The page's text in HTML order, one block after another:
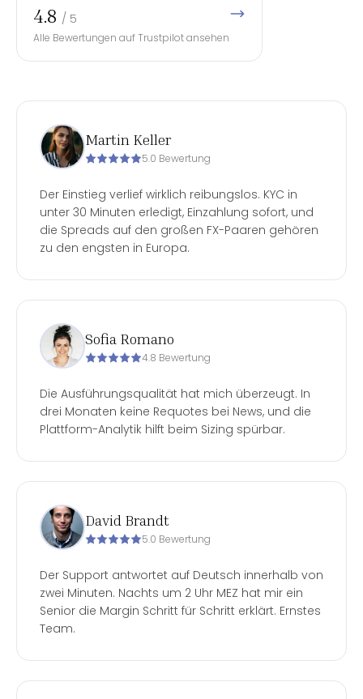
4.8 / 5
Alle Bewertungen auf Trustpilot ansehen
Martin Keller
5.0 Bewertung
Der Einstieg verlief wirklich reibungslos. KYC in
unter 30 Minuten erledigt, Einzahlung sofort, und
die Spreads auf den großen FX-Paaren gehören
zu den engsten in Europa.
Sofia Romano
4.8 Bewertung
Die Ausführungsqualität hat mich überzeugt. In
drei Monaten keine Requotes bei News, und die
Plattform-Analytik hilft beim Sizing spürbar.
David Brandt
5.0 Bewertung
Der Support antwortet auf Deutsch innerhalb von
zwei Minuten. Nachts um 2 Uhr MEZ hat mir ein
Senior die Margin Schritt für Schritt erklärt. Ernstes
Team.